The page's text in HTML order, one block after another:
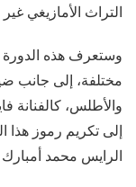
التراث الأمازيغي
مختلفة، إلى جانب
والأطلس، كالفنانة
إلى تكريم رموز هذا
الرايس محمد أمبارك